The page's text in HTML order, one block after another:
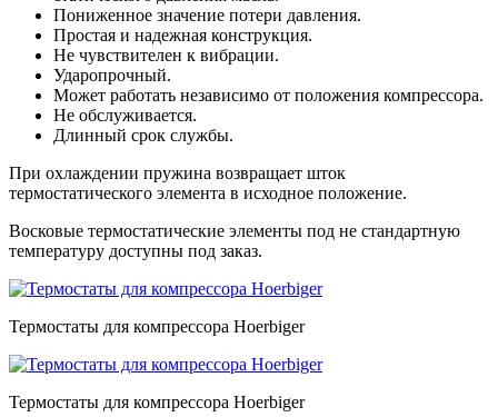
Пониженное значение потери давления.
Простая и надежная конструкция.
Не чувствителен к вибрации.
Ударопрочный.
Может работать независимо от положения компрессора.
Не обслуживается.
Длинный срок службы.
При охлаждении пружина возвращает шток
термостатического элемента в исходное положение.
Восковые термостатические элементы под не стандартную
температуру доступны под заказ.
Термостаты для компрессора Hoerbiger
Термостаты для компрессора Hoerbiger